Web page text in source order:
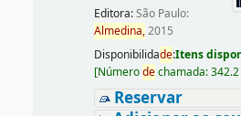
Editora:São Paulo:
Almedina,2015
Disponibilidade:Itens
[Númerodechamada:
Reservar